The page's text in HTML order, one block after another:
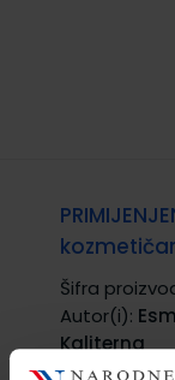
Šifra
Autor(i):
Kaliterna